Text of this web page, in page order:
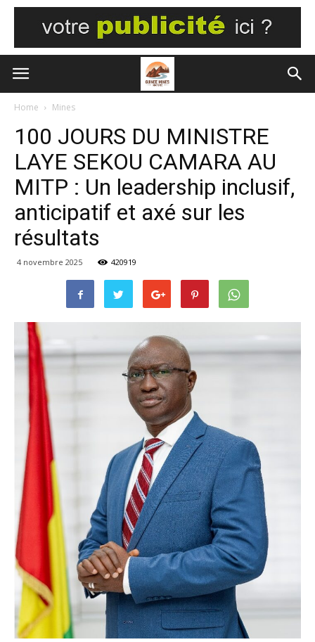
Home Mines
100 JOURS DU MINISTRE
LAYE SEKOU CAMARA AU
MITP : Un leadership inclusif,
anticipatif et axé sur les
résultats
4 novembre 2025 420919